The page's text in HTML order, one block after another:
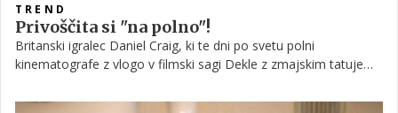
TREND
Privoščita si "na polno"!
Britanski igralec Daniel Craig, ki te dni po svetu polni
kinematografe z vlogo v filmski sagi Dekle z zmajskim tatujem,
kolegico Rachel Weisz.